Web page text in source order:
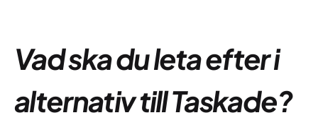
Vad ska du leta efter i
alternativ till Taskade?